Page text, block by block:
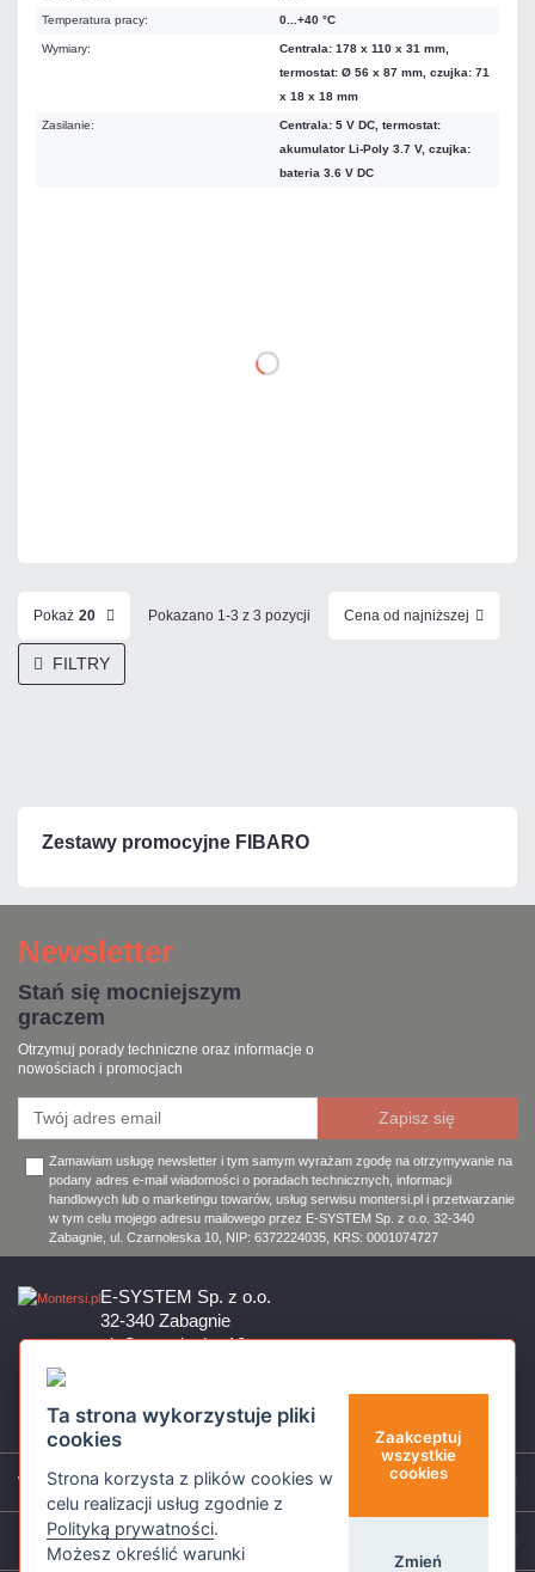
Temperatura pracy: 0...+40 °C
Wymiary:
Centrala: 178 x 110 x 31 mm,
termostat: Ø 56 x 87 mm, czujka: 71
x 18 x 18 mm
Zasilanie:
Centrala: 5 V DC, termostat:
akumulator Li-Poly 3.7 V, czujka:
bateria 3.6 V DC
DO KOSZYKA
Pokaż 20 Pokazano 1-3 z 3 pozycji Cena od najniższej
FILTRY
Zestawy promocyjne FIBARO
Newsletter
Stań się mocniejszym
graczem
Otrzymuj porady techniczne oraz informacje o
nowościach i promocjach
Zamawiam usługę newsletter i tym samym wyrażam zgodę na otrzymywanie na
podany adres e-mail wiadomości o poradach technicznych, informacji
handlowych lub o marketingu towarów, usług serwisu montersi.pl i przetwarzanie
w tym celu mojego adresu mailowego przez E-SYSTEM Sp. z o.o. 32-340
Zabagnie, ul. Czarnoleska 10, NIP: 6372224035, KRS: 0001074727
E-SYSTEM Sp. z o.o.
32-340 Zabagnie
ul. Czarnoleska 10
sklep@montersi.pl
Wsparcie
Informacje
Ta strona wykorzystuje pliki
cookies
Strona korzysta z plików cookies w
celu realizacji usług zgodnie z
Polityką prywatności.
Możesz określić warunki
Zaakceptuj
wszystkie
cookies
Zmień